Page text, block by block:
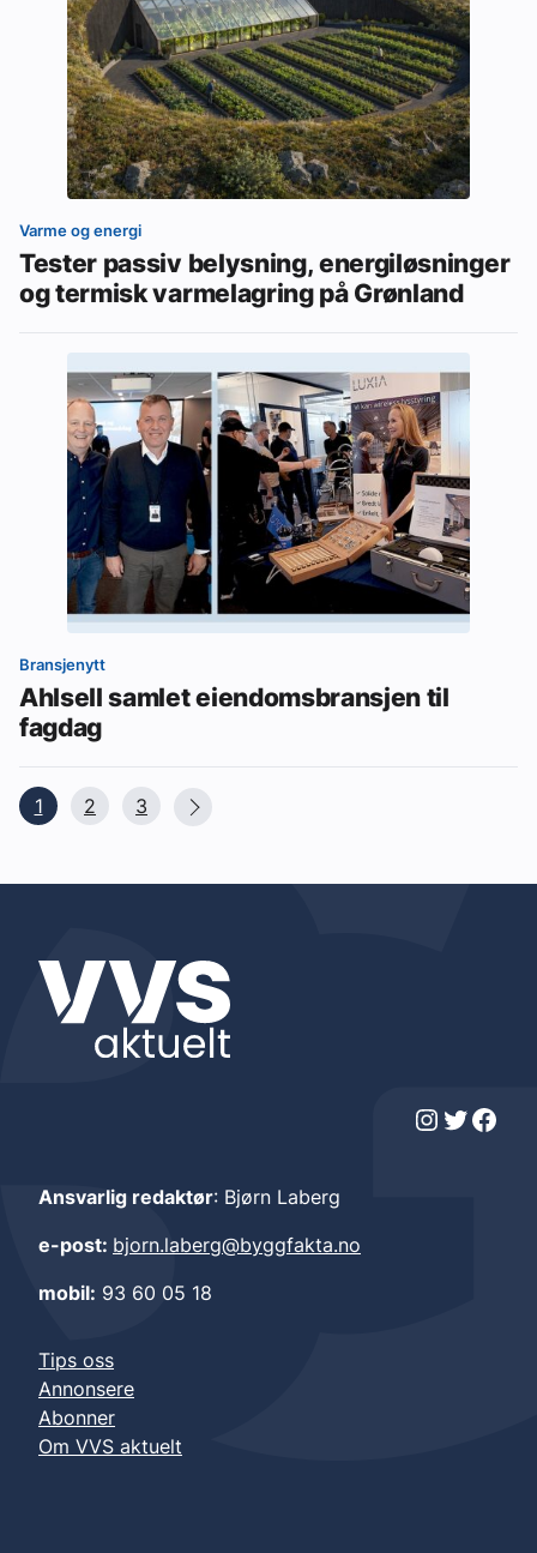
Varme og energi
Tester passiv belysning, energiløsninger
og termisk varmelagring på Grønland
Bransjenytt
Ahlsell samlet eiendomsbransjen til
fagdag
1 2 3
Instagram Twitter Facebook
Ansvarlig redaktør: Bjørn Laberg
e-post: bjorn.laberg@byggfakta.no
mobil: 93 60 05 18
Tips oss
Annonsere
Abonner
Om VVS aktuelt